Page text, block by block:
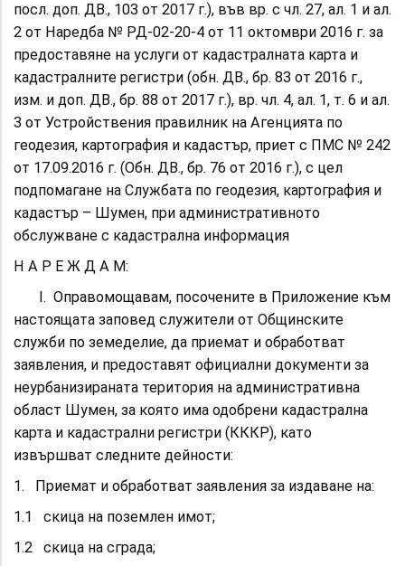
посл. доп. ДВ., 103 от 2017 г.), във вр. с чл. 27, ал. 1 и ал.
2 от Наредба № РД-02-20-4 от 11 октомври 2016 г. за
предоставяне на услуги от кадастралната карта и
кадастралните регистри (обн. ДВ., бр. 83 от 2016 г.,
изм. и доп. ДВ., бр. 88 от 2017 г.), вр. чл. 4, ал. 1, т. 6 и ал.
3 от Устройствения правилник на Агенцията по
геодезия, картография и кадастър, приет с ПМС № 242
от 17.09.2016 г. (Обн. ДВ., бр. 76 от 2016 г.), с цел
подпомагане на Службата по геодезия, картография и
кадастър – Шумен, при административното
обслужване с кадастрална информация
Н А Р Е Ж Д А М:
І. Оправомощавам, посочените в Приложение към
настоящата заповед служители от Общинските
служби по земеделие, да приемат и обработват
заявления, и предоставят официални документи за
неурбанизираната територия на административна
област Шумен, за която има одобрени кадастрална
карта и кадастрални регистри (КККР), като
извършват следните дейности:
1. Приемат и обработват заявления за издаване на:
1.1 скица на поземлен имот;
1.2 скица на сграда;